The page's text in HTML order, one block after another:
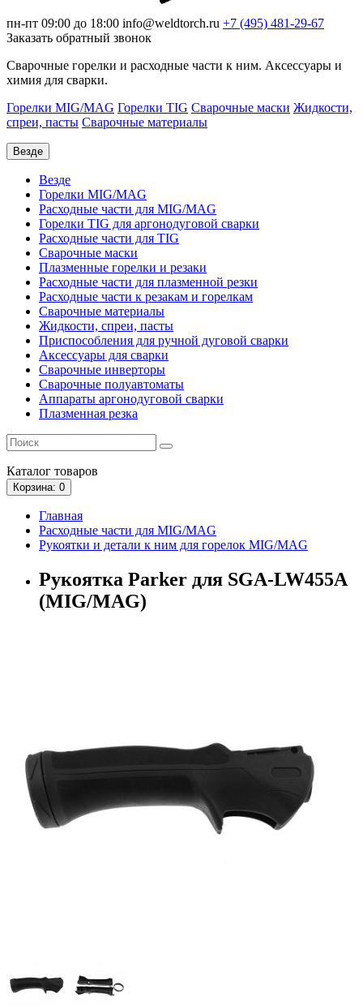
пн-пт 09:00 до 18:00 info@weldtorch.ru +7 (495) 481-29-67
Заказать обратный звонок
Сварочные горелки и расходные части к ним. Аксессуары и
химия для сварки.
Горелки MIG/MAG Горелки TIG Сварочные маски Жидкости,
спреи, пасты Сварочные материалы
Везде
Везде
Горелки MIG/MAG
Расходные части для MIG/MAG
Горелки TIG для аргонодуговой сварки
Расходные части для TIG
Сварочные маски
Плазменные горелки и резаки
Расходные части для плазменной резки
Расходные части к резакам и горелкам
Сварочные материалы
Жидкости, спреи, пасты
Приспособления для ручной дуговой сварки
Аксессуары для сварки
Сварочные инверторы
Сварочные полуавтоматы
Аппараты аргонодуговой сварки
Плазменная резка
Каталог товаров
Корзина: 0
Главная
Расходные части для MIG/MAG
Рукоятки и детали к ним для горелок MIG/MAG
Рукоятка Parker для SGA-LW455A
(MIG/MAG)